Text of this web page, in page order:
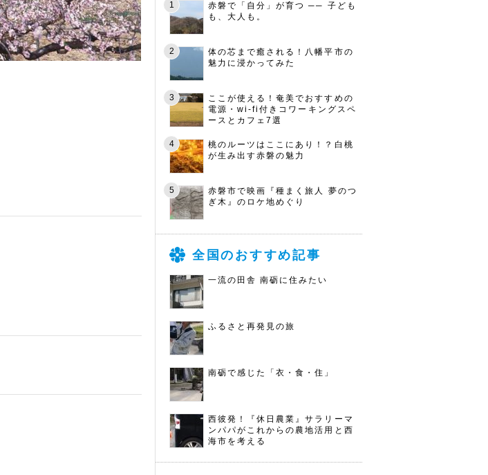
赤磐で「自分」が育つ ── 子ども
も、大人も。
体の芯まで癒される！八幡平市の
魅力に浸かってみた
ここが使える！奄美でおすすめの
電源・wi-fi付きコワーキングスペ
ースとカフェ7選
桃のルーツはここにあり！？白桃
が生み出す赤磐の魅力
赤磐市で映画『種まく旅人 夢のつ
ぎ木』のロケ地めぐり
全国のおすすめ記事
一流の田舎 南砺に住みたい
ふるさと再発見の旅
南砺で感じた「衣・食・住」
西彼発！『休日農業』サラリーマ
ンパパがこれからの農地活用と西
海市を考える